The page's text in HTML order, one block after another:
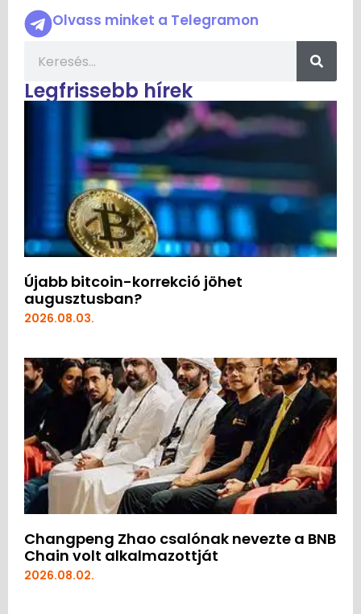
Olvass minket a Telegramon
Legfrissebb hírek
Újabb bitcoin-korrekció jöhet
augusztusban?
2026.08.03.
Changpeng Zhao csalónak nevezte a BNB
Chain volt alkalmazottját
2026.08.02.